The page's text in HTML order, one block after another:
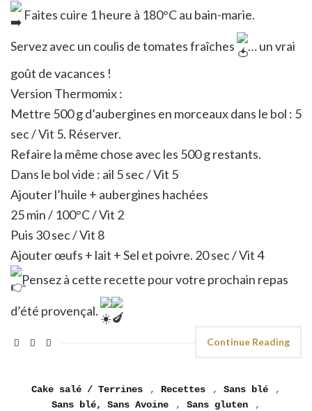
Faites cuire 1 heure à 180°C au bain-marie.
Servez avec un coulis de tomates fraîches
… un vrai
goût de vacances !
Version Thermomix :
Mettre 500 g d’aubergines en morceaux dans le bol : 5
sec / Vit 5. Réserver.
Refaire la même chose avec les 500 g restants.
Dans le bol vide : ail 5 sec / Vit 5
Ajouter l’huile + aubergines hachées
25 min / 100°C / Vit 2
Puis 30 sec / Vit 8
Ajouter œufs + lait + Sel et poivre. 20 sec / Vit 4
Pensez à cette recette pour votre prochain repas
d’été provençal.
Continue Reading
Cake salé / Terrines , Recettes , Sans blé
,
Sans blé, Sans Avoine
, Sans gluten
,